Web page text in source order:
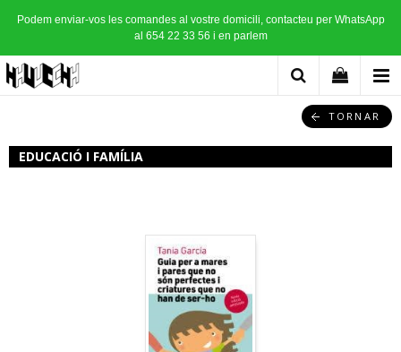
Podem enviar-vos les comandes al vostre domicili, contacteu per WhatsApp
al 654 22 33 56 i en parlem
TORNAR
EDUCACIÓ I FAMÍLIA